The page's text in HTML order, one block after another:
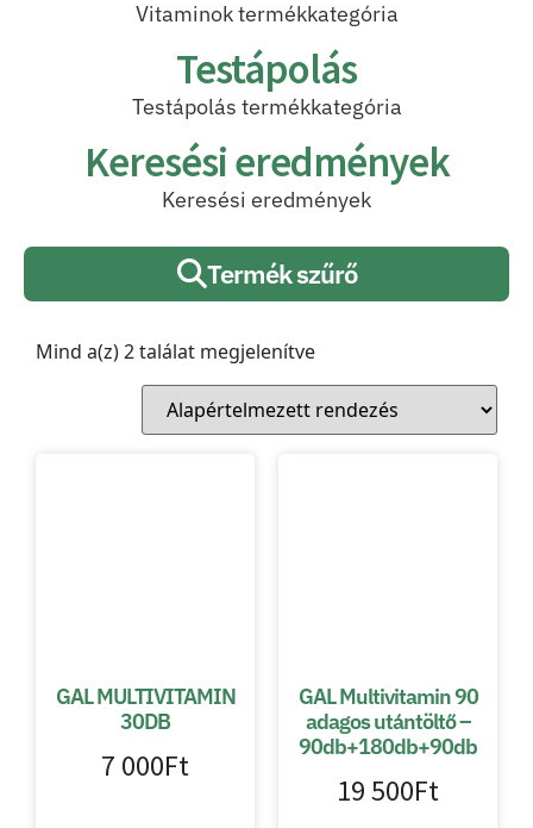
Vitaminok termékkategória
Testápolás
Testápolás termékkategória
Keresési eredmények
Keresési eredmények
Termék szűrő
Mind a(z) 2 találat megjelenítve
GAL MULTIVITAMIN
30DB
7 000Ft
GAL Multivitamin 90
adagos utántöltő –
90db+180db+90db
19 500Ft